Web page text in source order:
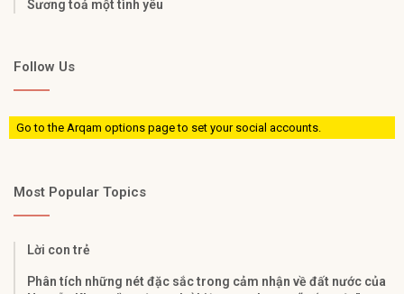
Sương toả một tình yêu
Follow Us
Go to the Arqam options page to set your social accounts.
Most Popular Topics
Lời con trẻ
Phân tích những nét đặc sắc trong cảm nhận về đất nước của